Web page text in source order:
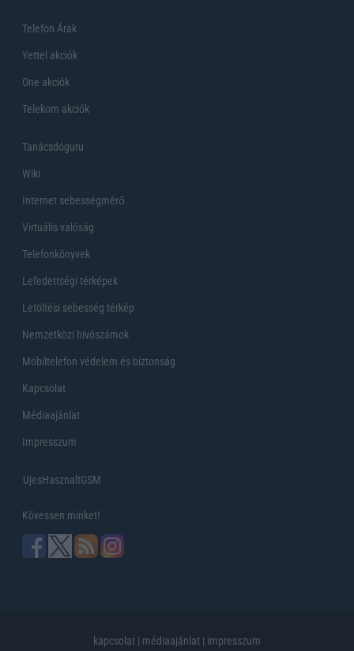
Telefon Árak
Yettel akciók
One akciók
Telekom akciók
Tanácsdóguru
Wiki
Internet sebességmérő
Virtuális valóság
Telefonkönyvek
Lefedettségi térképek
Letöltési sebesség térkép
Nemzetközi hívószámok
Mobiltelefon védelem és biztonság
Kapcsolat
Médiaajánlat
Impresszum
UjesHasznaltGSM
Kövessen minket!
kapcsolat | médiaajánlat | impresszum